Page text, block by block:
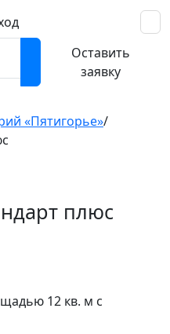
Оставить
заявку
«Пятигорье»/
плюс
12 кв. м с